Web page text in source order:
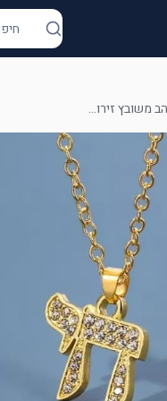
שרשרת חי בצבע זהב משובץ זירוקנים